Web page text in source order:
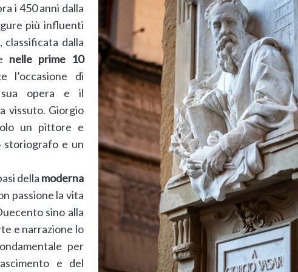
i 450 anni dalla
più influenti
classificata dalla
nelle prime 10
l’occasione di
sua opera e il
vissuto. Giorgio
un pittore e
storiografo e un
della moderna
passione la vita
sino alla
e narrazione lo
per
e del